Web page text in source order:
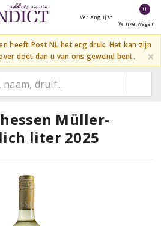
Verlanglijst
0
Winkelwagen
heeft Post NL het erg druk. Het kan zijn
doet dan u van ons gewend bent.
×
Müller-
liter 2025